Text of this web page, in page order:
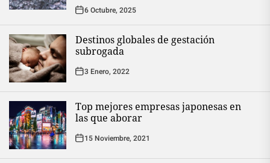
6 Octubre, 2025
Destinos globales de gestación
subrogada
3 Enero, 2022
Top mejores empresas japonesas en
las que aborar
15 Noviembre, 2021